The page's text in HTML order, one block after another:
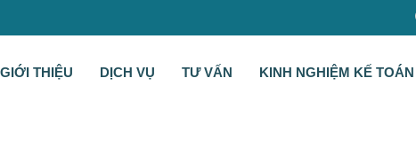
GIỚI THIỆU DỊCH VỤ TƯ VẤN KINH NGHIỆM KẾ TOÁN